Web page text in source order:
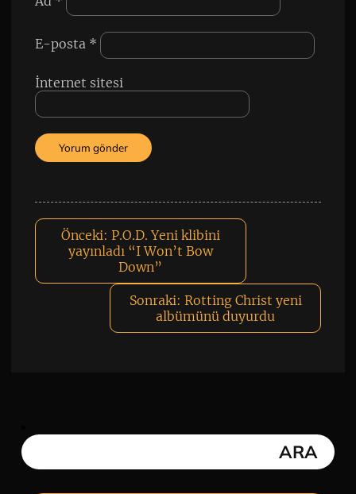
E-posta *
İnternet sitesi
Önceki: P.O.D. Yeni klibini
yayınladı “I Won’t Bow
Down”
Sonraki: Rotting Christ yeni
albümünü duyurdu